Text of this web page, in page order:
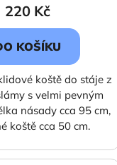
220 Kč
KOŠÍKU
koště do stáje z
s velmi pevným
násady cca 95 cm,
koště cca 50 cm.